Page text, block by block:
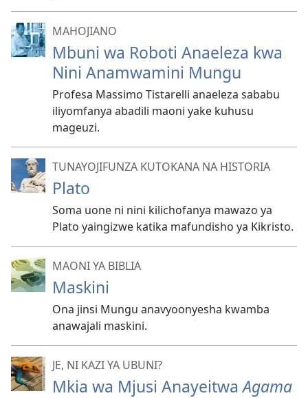
MAHOJIANO
Mbuni wa Roboti Anaeleza kwa
Nini Anamwamini Mungu
Profesa Massimo Tistarelli anaeleza sababu
iliyomfanya abadili maoni yake kuhusu
mageuzi.
TUNAYOJIFUNZA KUTOKANA NA HISTORIA
Plato
Soma uone ni nini kilichofanya mawazo ya
Plato yaingizwe katika mafundisho ya Kikristo.
MAONI YA BIBLIA
Maskini
Ona jinsi Mungu anavyoonyesha kwamba
anawajali maskini.
JE, NI KAZI YA UBUNI?
Mkia wa Mjusi AnayeitwaAgama